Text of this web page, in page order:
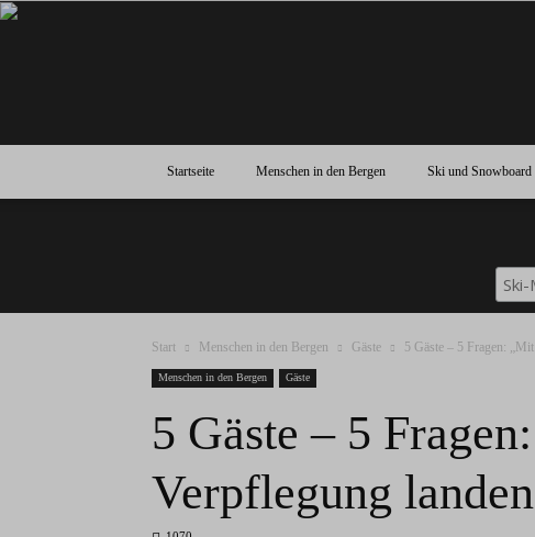
Startseite Menschen in den Bergen Ski und Snowboard
Start Menschen in den Bergen Gäste 5 Gäste – 5 Fragen:
Menschen in den Bergen Gäste
5 Gäste – 5
Verpflegung